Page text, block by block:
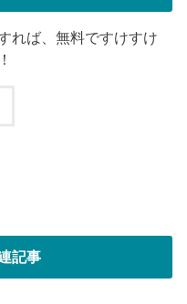
れば、無料ですけすけ
記事